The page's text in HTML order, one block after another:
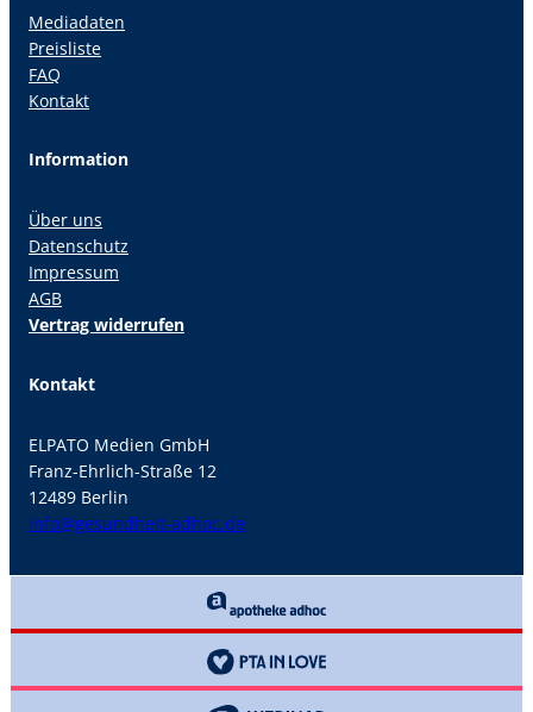
Mediadaten
Preisliste
FAQ
Kontakt
Information
Über uns
Datenschutz
Impressum
AGB
Vertrag widerrufen
Kontakt
ELPATO Medien GmbH
Franz-Ehrlich-Straße 12
12489 Berlin
info@gesundheit-adhoc.de